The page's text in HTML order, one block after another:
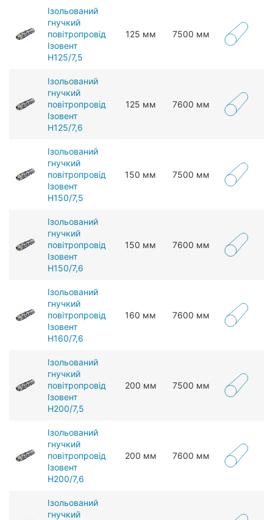
Ізольований
гнучкий
повітропровід
Ізовент
Н125/7,5
125 мм 7500 мм
Ізольований
гнучкий
повітропровід
Ізовент
Н125/7,6
125 мм 7600 мм
Ізольований
гнучкий
повітропровід
Ізовент
Н150/7,5
150 мм 7500 мм
Ізольований
гнучкий
повітропровід
Ізовент
Н150/7,6
150 мм 7600 мм
Ізольований
гнучкий
повітропровід
Ізовент
Н160/7,6
160 мм 7600 мм
Ізольований
гнучкий
повітропровід
Ізовент
Н200/7,5
200 мм 7500 мм
Ізольований
гнучкий
повітропровід
Ізовент
Н200/7,6
200 мм 7600 мм
Ізольований
гнучкий